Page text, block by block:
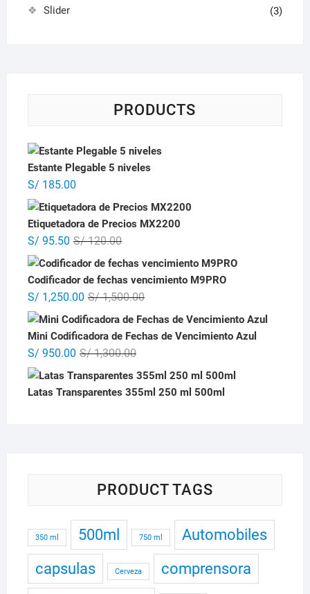
Slider (3)
PRODUCTS
Estante Plegable 5 niveles
S/ 185.00
Etiquetadora de Precios MX2200
S/120.00El
precio
original
era:
S/ 95.50
El
precio
es:
Codificador de fechas vencimiento M9PRO
S/1,500.00El
precio
original
S/ 1,250.00
El
precio
actual
Mini Codificadora de Fechas de Vencimiento Azul
S/1,300.00El
precio
original
S/ 950.00
El
precio
actual
Latas Transparentes 355ml 250 ml 500ml
PRODUCT TAGS
350 ml 500ml 750 ml
Automobiles
capsulas
Cerveza comprensora